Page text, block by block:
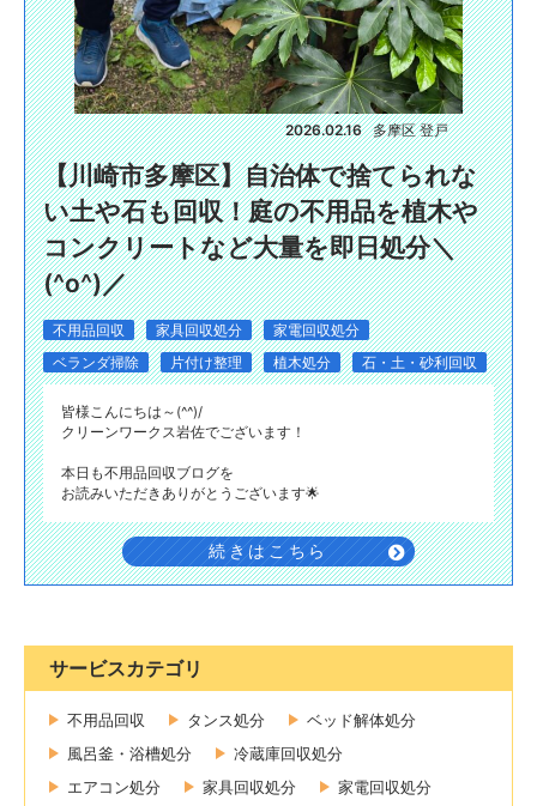
2026.02.16 多摩区 登戸
​【川崎市多摩区】自治体で捨てられな
い土や石も回収！庭の不用品を植木や
コンクリートなど大量を即日処分＼
(^o^)／
不用品回収 家具回収処分
家電回収処分
ベランダ掃除
片付け整理 植木処分 石・土・砂利回収
皆様こんにちは～(^^)/
クリーンワークス岩佐でございます！
本日も不用品回収ブログを
お読みいただきありがとうございます🌟
続きはこちら
サービスカテゴリ
不用品回収 タンス処分
ベッド解体処分
風呂釜・浴槽処分
冷蔵庫回収処分
エアコン処分
家具回収処分
家電回収処分